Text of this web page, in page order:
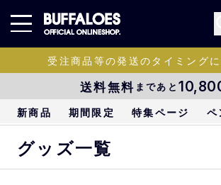
受注商品等の発送のタイミング
送料無料 まであと
新商品 期間限定 特集ページ ペ
グッズ一覧